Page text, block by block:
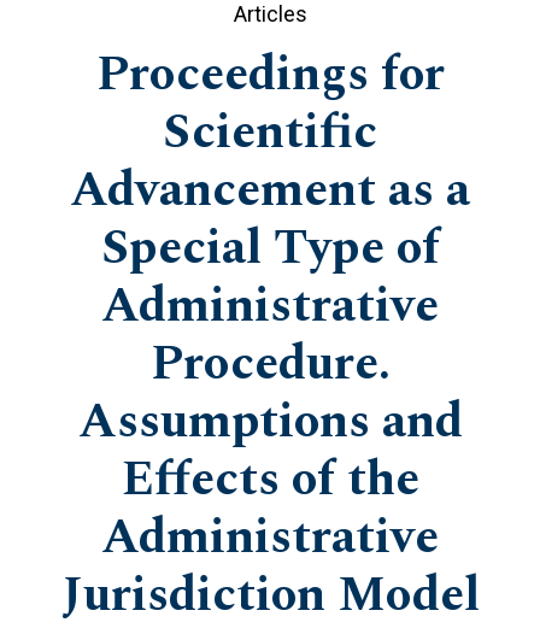
Articles
Proceedings for
Scientific
Advancement as a
Special Type of
Administrative
Procedure.
Assumptions and
Effects of the
Administrative
Jurisdiction Model